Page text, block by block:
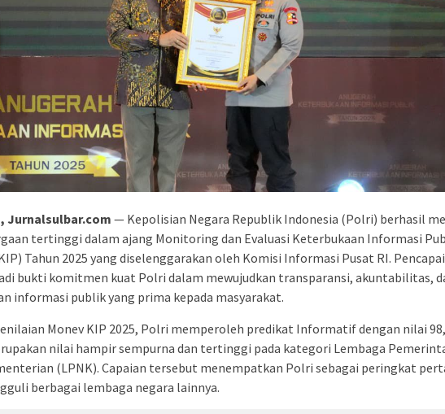
Jurnalsulbar.com — Kepolisian Negara Republik Indonesia (Polri) berhasil
tertinggi dalam ajang Monitoring dan Evaluasi Keterbukaan Informasi
Tahun 2025 yang diselenggarakan oleh Komisi Informasi Pusat RI.
bukti komitmen kuat Polri dalam mewujudkan transparansi, akuntabilitas,
informasi publik yang prima kepada masyarakat.
Monev KIP 2025, Polri memperoleh predikat Informatif dengan nilai
nilai hampir sempurna dan tertinggi pada kategori Lembaga
(LPNK). Capaian tersebut menempatkan Polri sebagai peringkat
berbagai lembaga negara lainnya.